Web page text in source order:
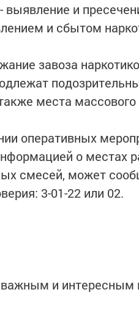
и
и сбытом
завоза
места
оперативных
о местах
смесей, может
3-01-22 или 02.
и интересным